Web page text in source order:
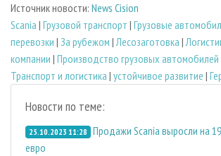
Источник новости: News Cision
Scania | Грузовой транспорт | Грузовые
перевозки | За рубежом |Лесозаготовка |
компании | Производство грузовых автомобилей
Транспорт и логистика | устойчивое развитие |
Новости по теме:
25.10.2023 11:28 Продажи Scania выросли на
евро